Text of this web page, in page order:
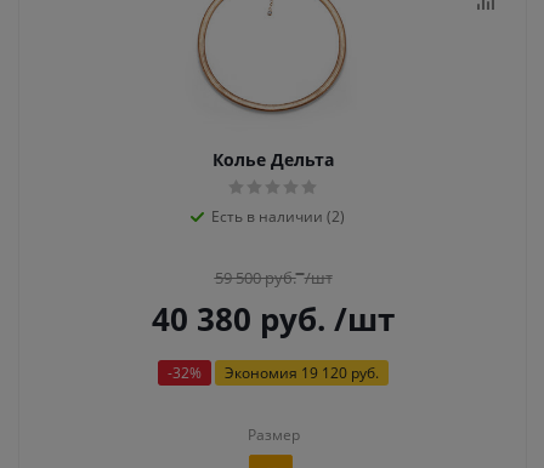
Колье Дельта
Есть в наличии (2)
59 500руб. /шт
40 380 руб. /шт
-32% Экономия 19 120 руб.
Размер